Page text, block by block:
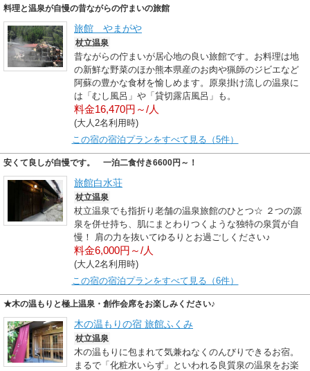
料理と温泉が自慢の昔ながらの佇まいの旅館
旅館 やまがや
杖立温泉
昔ながらの佇まいが居心地の良い旅館です。お料理は地
の新鮮な野菜のほか熊本県産のお肉や猟師のジビエなど
阿蘇の豊かな食材を愉しめます。原泉掛け流しの温泉に
は「むし風呂」や「貸切露店風呂」も。
料金16,470円～/人
(大人2名利用時)
この宿の宿泊プランをすべて見る（5件）
安くて良しが自慢です。 一泊二食付き6600円～！
旅館白水荘
杖立温泉
杖立温泉でも指折り老舗の温泉旅館のひとつ☆ ２つの源
泉を併せ持ち、肌にまとわりつくような独特の泉質が自
慢！ 肩の力を抜いてゆるりとお過ごしください♪
料金6,000円～/人
(大人2名利用時)
この宿の宿泊プランをすべて見る（6件）
★木の温もりと極上温泉・創作会席をお楽しみください♪
木の温もりの宿 旅館ふくみ
杖立温泉
木の温もりに包まれて気兼ねなくのんびりできるお宿。
まるで「化粧水いらず」といわれる良質泉の温泉をお楽